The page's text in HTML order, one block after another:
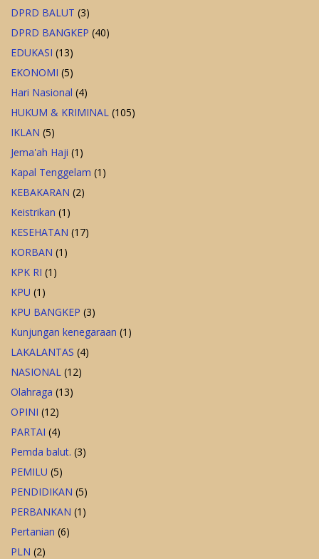
DPRD BALUT (3)
DPRD BANGKEP (40)
EDUKASI (13)
EKONOMI (5)
Hari Nasional (4)
HUKUM & KRIMINAL (105)
IKLAN (5)
Jema'ah Haji (1)
Kapal Tenggelam (1)
KEBAKARAN (2)
Keistrikan (1)
KESEHATAN (17)
KORBAN (1)
KPK RI (1)
KPU (1)
KPU BANGKEP (3)
Kunjungan kenegaraan (1)
LAKALANTAS (4)
NASIONAL (12)
Olahraga (13)
OPINI (12)
PARTAI (4)
Pemda balut. (3)
PEMILU (5)
PENDIDIKAN (5)
PERBANKAN (1)
Pertanian (6)
PLN (2)